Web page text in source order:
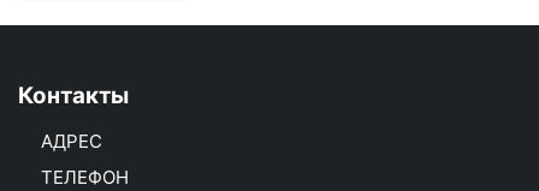
Контакты
АДРЕС
ТЕЛЕФОН